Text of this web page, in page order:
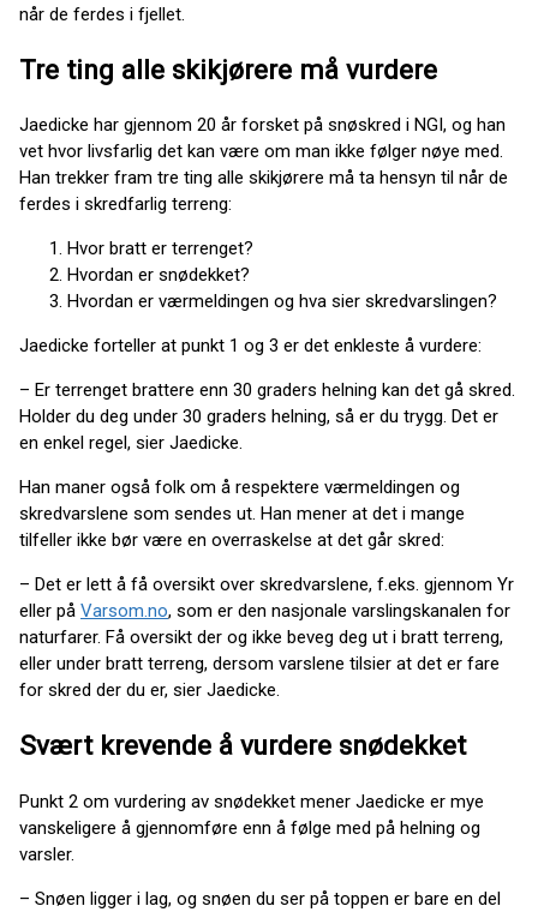
når de ferdes i fjellet.
Tre ting alle skikjørere må vurdere
Jaedicke har gjennom 20 år forsket på snøskred i NGI, og han
vet hvor livsfarlig det kan være om man ikke følger nøye med.
Han trekker fram tre ting alle skikjørere må ta hensyn til når de
ferdes i skredfarlig terreng:
Hvor bratt er terrenget?
Hvordan er snødekket?
Hvordan er værmeldingen og hva sier skredvarslingen?
Jaedicke forteller at punkt 1 og 3 er det enkleste å vurdere:
– Er terrenget brattere enn 30 graders helning kan det gå skred.
Holder du deg under 30 graders helning, så er du trygg. Det er
en enkel regel, sier Jaedicke.
Han maner også folk om å respektere værmeldingen og
skredvarslene som sendes ut. Han mener at det i mange
tilfeller ikke bør være en overraskelse at det går skred:
– Det er lett å få oversikt over skredvarslene, f.eks. gjennom Yr
eller på Varsom.no, som er den nasjonale varslingskanalen for
naturfarer. Få oversikt der og ikke beveg deg ut i bratt terreng,
eller under bratt terreng, dersom varslene tilsier at det er fare
for skred der du er, sier Jaedicke.
Svært krevende å vurdere snødekket
Punkt 2 om vurdering av snødekket mener Jaedicke er mye
vanskeligere å gjennomføre enn å følge med på helning og
varsler.
– Snøen ligger i lag, og snøen du ser på toppen er bare en del